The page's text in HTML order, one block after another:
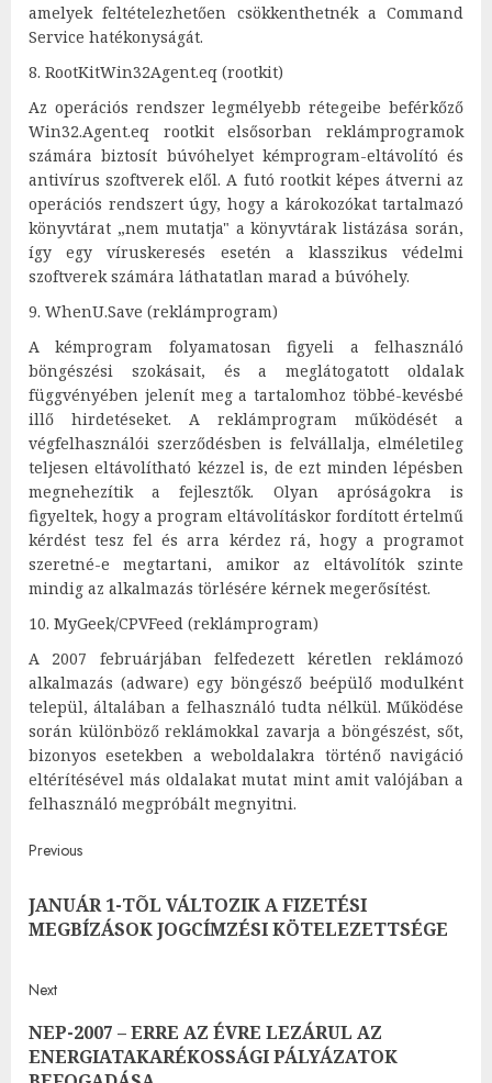
amelyek feltételezhetően csökkenthetnék a Command
Service hatékonyságát.
8. RootKitWin32Agent.eq (rootkit)
Az operációs rendszer legmélyebb rétegeibe beférkőző
Win32.Agent.eq rootkit elsősorban reklámprogramok
számára biztosít búvóhelyet kémprogram-eltávolító és
antivírus szoftverek elől. A futó rootkit képes átverni az
operációs rendszert úgy, hogy a károkozókat tartalmazó
könyvtárat „nem mutatja" a könyvtárak listázása során,
így egy víruskeresés esetén a klasszikus védelmi
szoftverek számára láthatatlan marad a búvóhely.
9. WhenU.Save (reklámprogram)
A kémprogram folyamatosan figyeli a felhasználó
böngészési szokásait, és a meglátogatott oldalak
függvényében jelenít meg a tartalomhoz többé-kevésbé
illő hirdetéseket. A reklámprogram működését a
végfelhasználói szerződésben is felvállalja, elméletileg
teljesen eltávolítható kézzel is, de ezt minden lépésben
megnehezítik a fejlesztők. Olyan apróságokra is
figyeltek, hogy a program eltávolításkor fordított értelmű
kérdést tesz fel és arra kérdez rá, hogy a programot
szeretné-e megtartani, amikor az eltávolítók szinte
mindig az alkalmazás törlésére kérnek megerősítést.
10. MyGeek/CPVFeed (reklámprogram)
A 2007 februárjában felfedezett kéretlen reklámozó
alkalmazás (adware) egy böngésző beépülő modulként
települ, általában a felhasználó tudta nélkül. Működése
során különböző reklámokkal zavarja a böngészést, sőt,
bizonyos esetekben a weboldalakra történő navigáció
eltérítésével más oldalakat mutat mint amit valójában a
felhasználó megpróbált megnyitni.
Post
navigation
Previous
JANUÁR 1-TÕL VÁLTOZIK A FIZETÉSI
MEGBÍZÁSOK JOGCÍMZÉSI KÖTELEZETTSÉGE
Next
Next
post:
NEP-2007 – ERRE AZ ÉVRE LEZÁRUL AZ
ENERGIATAKARÉKOSSÁGI PÁLYÁZATOK